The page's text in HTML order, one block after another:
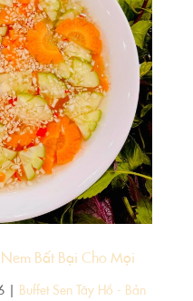
Bất Bại Cho Mọi
| Buffet Sen Tây Hồ - Bản